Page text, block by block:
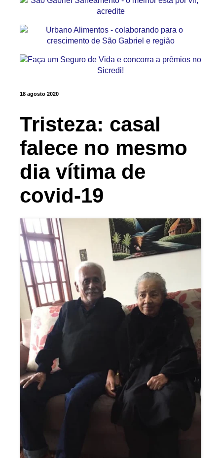
18 agosto 2020
Tristeza: casal
falece no mesmo
dia vítima de
covid-19